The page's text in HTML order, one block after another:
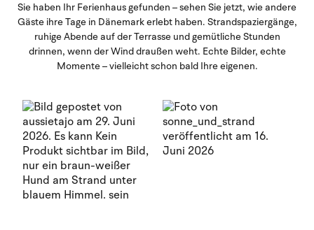
Sie haben Ihr Ferienhaus gefunden – sehen Sie jetzt, wie andere
Gäste ihre Tage in Dänemark erlebt haben. Strandspaziergänge,
ruhige Abende auf der Terrasse und gemütliche Stunden
drinnen, wenn der Wind draußen weht. Echte Bilder, echte
Momente – vielleicht schon bald Ihre eigenen.